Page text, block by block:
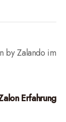
Erfahrung